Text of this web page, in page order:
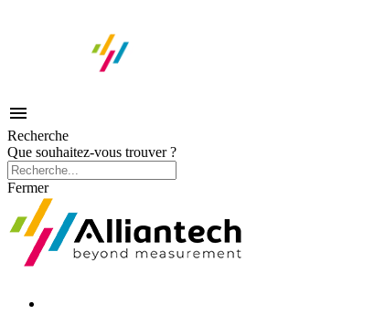

Recherche
Que souhaitez-vous trouver ?
Fermer